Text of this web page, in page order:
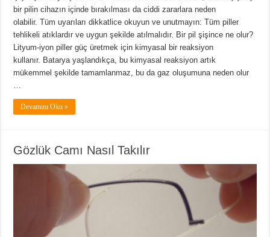
bir pilin cihazın içinde bırakılması da ciddi zararlara neden
olabilir. Tüm uyarıları dikkatlice okuyun ve unutmayın: Tüm piller
tehlikeli atıklardır ve uygun şekilde atılmalıdır. Bir pil şişince ne olur?
Lityum-iyon piller güç üretmek için kimyasal bir reaksiyon
kullanır. Batarya yaşlandıkça, bu kimyasal reaksiyon artık
mükemmel şekilde tamamlanmaz, bu da gaz oluşumuna neden olur
Devamını Oku »
Gözlük Camı Nasıl Takılır